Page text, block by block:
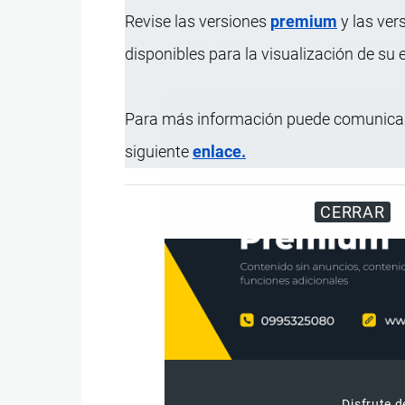
Revise las versiones premium y las
disponibles para la visualización de su
Para más información puede
siguienteenlace.
CERRAR
Vida útil
12 meses.
Presentación
En bolsas de 55